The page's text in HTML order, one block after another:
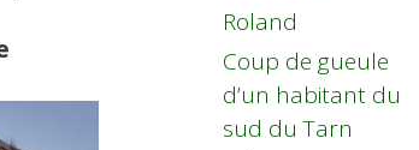
Roland
Coup de gueule
d’un habitant du
sud du Tarn